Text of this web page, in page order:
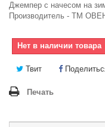
Джемпер с начесом на
Производитель - ТМ
Нет в наличии товара
Твит
Печать